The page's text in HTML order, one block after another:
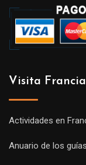
Visita Francia
Actividades en
Anuario de los